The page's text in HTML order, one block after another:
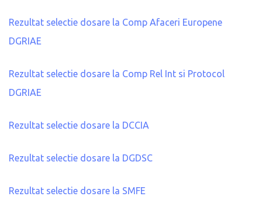
Rezultat selectie dosare la Comp Afaceri Europene
DGRIAE
Rezultat selectie dosare la Comp Rel Int si Protocol
DGRIAE
Rezultat selectie dosare la DCCIA
Rezultat selectie dosare la DGDSC
Rezultat selectie dosare la SMFE